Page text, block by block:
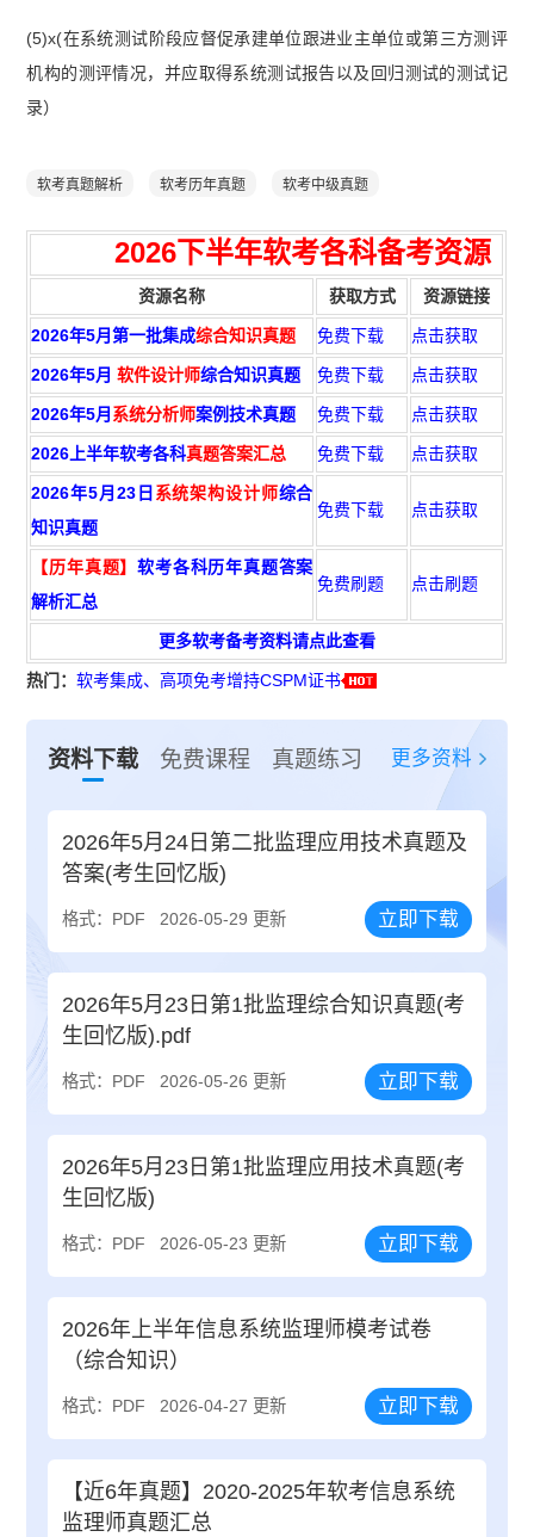
(5)x(在系统测试阶段应督促承建单位跟进业主单位或第三方测评
机构的测评情况，并应取得系统测试报告以及回归测试的测试记
录）
软考真题解析 软考历年真题 软考中级真题
2026下半年软考各科备考资源
资源名称 获取方式 资源链接
2026年5月第一批集成综合知识真题 免费下载 点击获取
2026年5月软件设计师综合知识真题 免费下载 点击获取
2026年5月 系统分析师案例技术真题 免费下载 点击获取
2026上半年软考各科真题答案汇总 免费下载 点击获取
2026年5月23日 系统架构设计师综合
知识真题
免费下载 点击获取
【历年真题】软考各科历年真题答案
解析汇总
免费刷题 点击刷题
更多软考备考资料请点此查看
热门：软考集成、高项免考增持CSPM证书
资料下载 免费课程 真题练习 更多资料
2026年5月24日第二批监理应用技术真题及
答案(考生回忆版)
格式：PDF 2026-05-29 更新 立即下载
2026年5月23日第1批监理综合知识真题(考
生回忆版).pdf
格式：PDF 2026-05-26 更新 立即下载
2026年5月23日第1批监理应用技术真题(考
生回忆版)
格式：PDF 2026-05-23 更新 立即下载
2026年上半年信息系统监理师模考试卷
（综合知识）
格式：PDF 2026-04-27 更新 立即下载
【近6年真题】2020-2025年软考信息系统
监理师真题汇总